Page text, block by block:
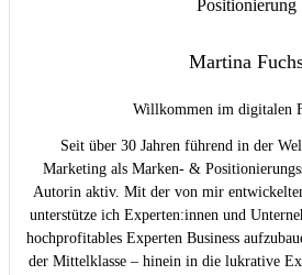
Martina
Willkommen im digitalen
Seit über 30 Jahren führend in der
Marketing als Marken- &
Autorin aktiv. Mit der von mir
unterstütze ich Experten:innen und
hochprofitables Experten Business
der Mittelklasse – hinein in die lukrative